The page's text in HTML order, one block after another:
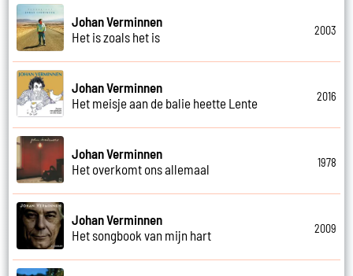
Johan Verminnen
Het is zoals het is
2003
Johan Verminnen
Het meisje aan de balie heette Lente
2016
Johan Verminnen
Het overkomt ons allemaal
1978
Johan Verminnen
Het songbook van mijn hart
2009